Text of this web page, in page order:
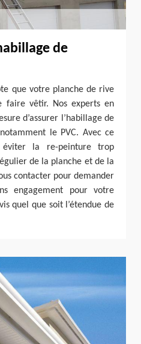
de
que votre planche de rive
faire vêtir. Nos experts en
d’assurer l’habillage de
le PVC. Avec ce
éviter la re-peinture trop
de la planche et de la
contacter pour demander
engagement pour votre
quel que soit l’étendue de